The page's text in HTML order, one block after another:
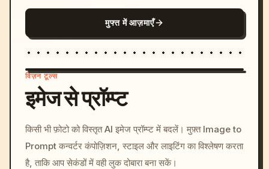
मुफ्त में आज़माएँ
c, cyberpunk sunset, neon
colors, 8k --v 6.0
विज़न टूल्स
इमेज से प्रॉम्प्ट
किसी भी फ़ोटो को विस्तृत AI इमेज प्रॉम्प्ट में बदलें। मुफ़्त Image to
Prompt कन्वर्टर कंपोज़िशन, स्टाइल और लाइटिंग का विश्लेषण करता
है, ताकि आप सेकंडों में वही लुक दोबारा बना सकें।